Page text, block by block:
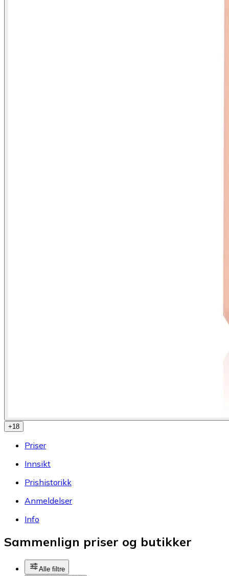
+18
Priser
Innsikt
Prishistorikk
Anmeldelser
Info
Sammenlign priser og butikker
Alle filtre